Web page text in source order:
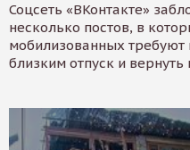
Соцсеть «ВКонтакте»
несколько постов, в
мобилизованных требуют
близким отпуск и